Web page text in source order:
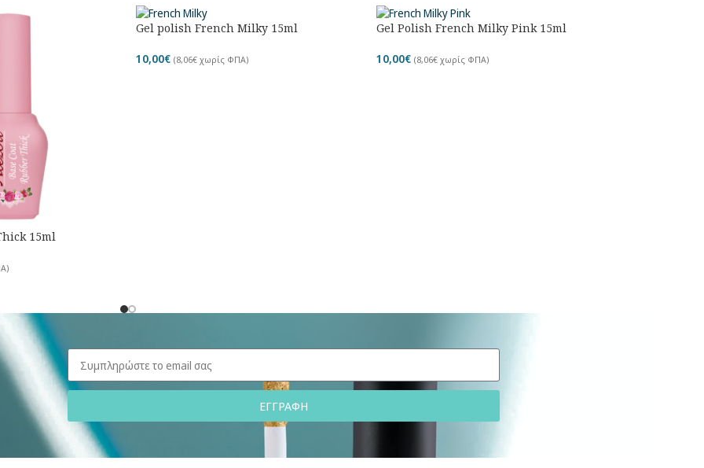
15ml
Gel polish French Milky 15ml
10,00€ (8,06€ χωρίς ΦΠΑ)
Gel Polish French Milky Pink 15ml
10,00€ (8,06€χωρίς ΦΠΑ)
ΕΓΓΡΑΦΗ